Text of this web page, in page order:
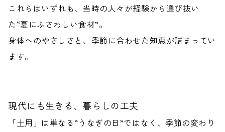
これらはいずれも、当時の人々が経験から選び抜い
た“夏にふさわしい食材”。
身体へのやさしさと、季節に合わせた知恵が詰まってい
ます。
現代にも生きる、暮らしの工夫
「土用」は単なる“うなぎの日”ではなく、季節の変わり